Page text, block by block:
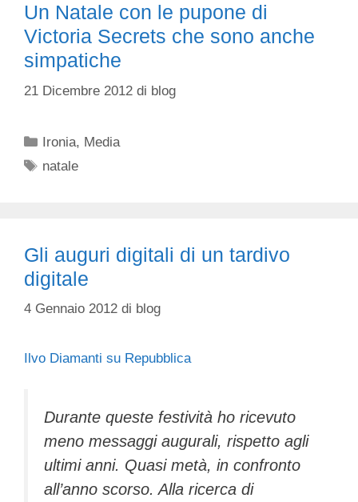
Un Natale con le pupone di
Victoria Secrets che sono anche
simpatiche
21 Dicembre 2012 di blog
Categorie
Ironia, Media
Tag
natale
Gli auguri digitali di un tardivo
digitale
4 Gennaio 2012 di blog
Ilvo Diamanti su Repubblica
Durante queste festività ho ricevuto
meno messaggi augurali, rispetto agli
ultimi anni. Quasi metà, in confronto
all’anno scorso. Alla ricerca di